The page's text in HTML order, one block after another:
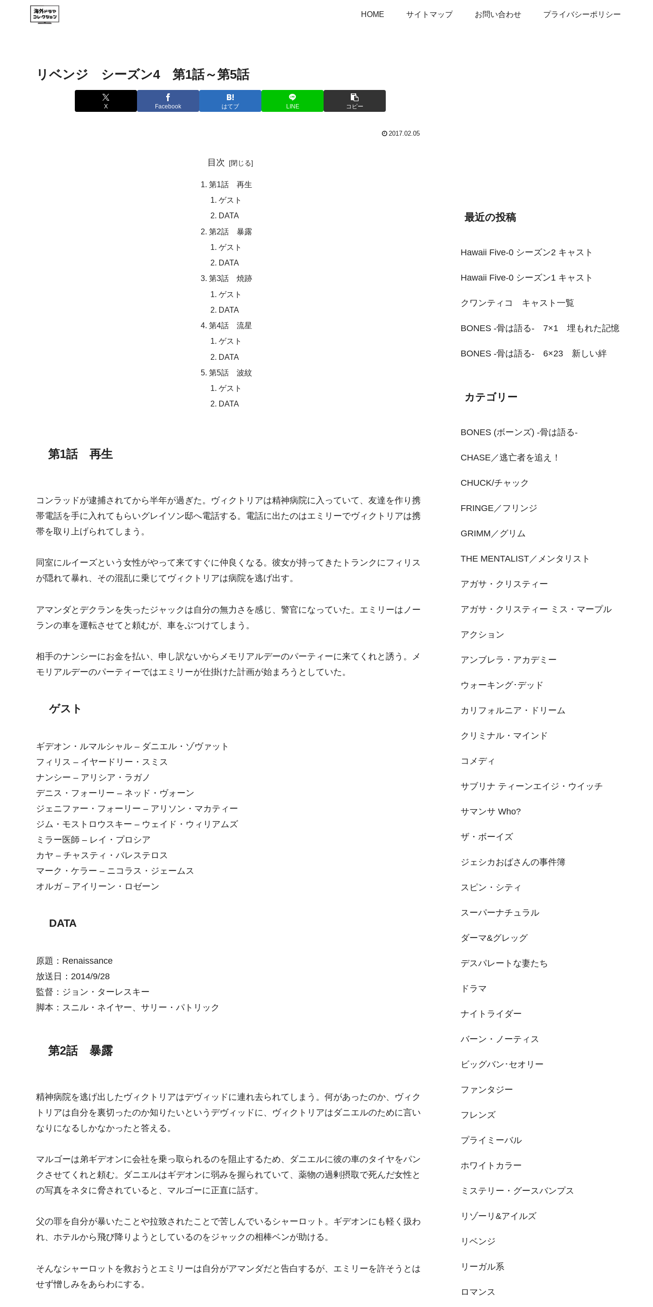
HOME サイトマップ お問い合わせ プライバシーポリシー
リベンジ シーズン4 第1話～第5話
X Facebook はてブ LINE コピー
2017.02.05
目次
第1話 再生
ゲスト
DATA
第2話 暴露
ゲスト
DATA
第3話 焼跡
ゲスト
DATA
第4話 流星
ゲスト
DATA
第5話 波紋
ゲスト
DATA
第1話 再生
コンラッドが逮捕されてから半年が過ぎた。ヴィクトリアは精神病院に入っていて、友達を作り携
帯電話を手に入れてもらいグレイソン邸へ電話する。電話に出たのはエミリーでヴィクトリアは携
帯を取り上げられてしまう。
同室にルイーズという女性がやって来てすぐに仲良くなる。彼女が持ってきたトランクにフィリス
が隠れて暴れ、その混乱に乗じてヴィクトリアは病院を逃げ出す。
アマンダとデクランを失ったジャックは自分の無力さを感じ、警官になっていた。エミリーはノー
ランの車を運転させてと頼むが、車をぶつけてしまう。
相手のナンシーにお金を払い、申し訳ないからメモリアルデーのパーティーに来てくれと誘う。メ
モリアルデーのパーティーではエミリーが仕掛けた計画が始まろうとしていた。
ゲスト
ギデオン・ルマルシャル – ダニエル・ゾヴァット
フィリス – イヤードリー・スミス
ナンシー – アリシア・ラガノ
デニス・フォーリー – ネッド・ヴォーン
ジェニファー・フォーリー – アリソン・マカティー
ジム・モストロウスキー – ウェイド・ウィリアムズ
ミラー医師 – レイ・プロシア
カヤ – チャスティ・バレステロス
マーク・ケラー – ニコラス・ジェームス
オルガ – アイリーン・ロゼーン
DATA
原題：Renaissance
放送日：2014/9/28
監督：ジョン・ターレスキー
脚本：スニル・ネイヤー、サリー・パトリック
第2話 暴露
精神病院を逃げ出したヴィクトリアはデヴィッドに連れ去られてしまう。何があったのか、ヴィク
トリアは自分を裏切ったのか知りたいというデヴィッドに、ヴィクトリアはダニエルのために言い
なりになるしかなかったと答える。
マルゴーは弟ギデオンに会社を乗っ取られるのを阻止するため、ダニエルに彼の車のタイヤをパン
クさせてくれと頼む。ダニエルはギデオンに弱みを握られていて、薬物の過剰摂取で死んだ女性と
の写真をネタに脅されていると、マルゴーに正直に話す。
父の罪を自分が暴いたことや拉致されたことで苦しんでいるシャーロット。ギデオンにも軽く扱わ
れ、ホテルから飛び降りようとしているのをジャックの相棒ベンが助ける。
そんなシャーロットを救おうとエミリーは自分がアマンダだと告白するが、エミリーを許そうとは
せず憎しみをあらわにする。
最近の投稿
Hawaii Five-0 シーズン2 キャスト
Hawaii Five-0 シーズン1 キャスト
クワンティコ キャスト一覧
BONES -骨は語る- 7×1 埋もれた記憶
BONES -骨は語る- 6×23 新しい絆
カテゴリー
BONES (ボーンズ) -骨は語る-
CHASE／逃亡者を追え！
CHUCK/チャック
FRINGE／フリンジ
GRIMM／グリム
THE MENTALIST／メンタリスト
アガサ・クリスティー
アガサ・クリスティー ミス・マープル
アクション
アンブレラ・アカデミー
ウォーキング･デッド
カリフォルニア・ドリーム
クリミナル・マインド
コメディ
サブリナ ティーンエイジ・ウイッチ
サマンサ Who?
ザ・ボーイズ
ジェシカおばさんの事件簿
スピン・シティ
スーパーナチュラル
ダーマ&グレッグ
デスパレートな妻たち
ドラマ
ナイトライダー
バーン・ノーティス
ビッグバン･セオリー
ファンタジー
フレンズ
プライミーバル
ホワイトカラー
ミステリー・グースバンプス
リゾーリ&アイルズ
リベンジ
リーガル系
ロマンス